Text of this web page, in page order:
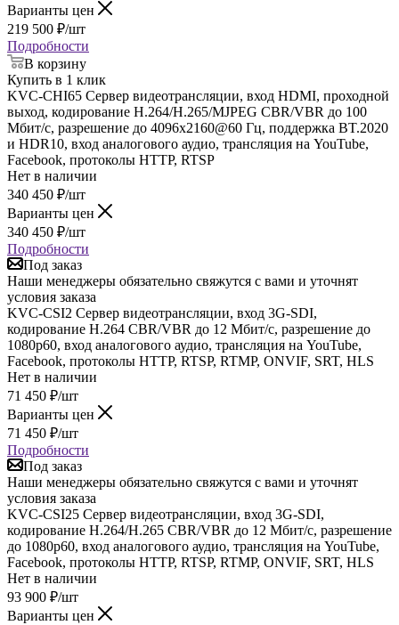
Варианты цен
219 500 ₽/шт
Подробности
В корзину
Купить в 1 клик
KVC-CHI65 Сервер видеотрансляции, вход HDMI, проходной
выход, кодирование H.264/H.265/MJPEG CBR/VBR до 100
Мбит/с, разрешение до 4096x2160@60 Гц, поддержка BT.2020
и HDR10, вход аналогового аудио, трансляция на YouTube,
Facebook, протоколы HTTP, RTSP
Нет в наличии
340 450 ₽/шт
Варианты цен
340 450 ₽/шт
Подробности
Под заказ
Наши менеджеры обязательно свяжутся с вами и уточнят
условия заказа
KVC-CSI2 Сервер видеотрансляции, вход 3G-SDI,
кодирование H.264 CBR/VBR до 12 Мбит/с, разрешение до
1080p60, вход аналогового аудио, трансляция на YouTube,
Facebook, протоколы HTTP, RTSP, RTMP, ONVIF, SRT, HLS
Нет в наличии
71 450 ₽/шт
Варианты цен
71 450 ₽/шт
Подробности
Под заказ
Наши менеджеры обязательно свяжутся с вами и уточнят
условия заказа
KVC-CSI25 Сервер видеотрансляции, вход 3G-SDI,
кодирование H.264/H.265 CBR/VBR до 12 Мбит/с, разрешение
до 1080p60, вход аналогового аудио, трансляция на YouTube,
Facebook, протоколы HTTP, RTSP, RTMP, ONVIF, SRT, HLS
Нет в наличии
93 900 ₽/шт
Варианты цен